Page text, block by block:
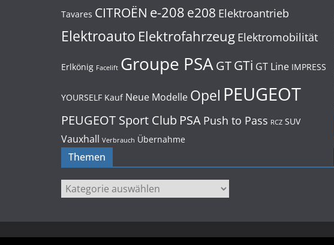
Tavares CITROËN e-208 e208 Elektroantrieb
Elektroauto Elektrofahrzeug Elektromobilität
Erlkönig Facelift Groupe PSAGTGTi GT Line IMPRESS
YOURSELF Kauf Neue Modelle Opel PEUGEOT
PEUGEOT Sport Club PSA Push to Pass RCZ SUV
Vauxhall Verbrauch Übernahme
Themen
Themen